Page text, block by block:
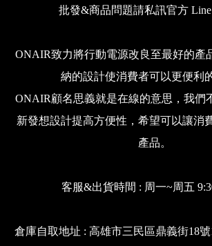
批發&商品問題請私訊官方 Line
ONAIR致力將行動電源改良至最好的產
納的設計使消費者可以更便利
ONAIR顧名思義就是在線的意思，我們
新發想設計提高方便性，希望可以讓消
產品。
客服&出貨時間 : 周一~周五
倉庫自取地址 : 高雄市三民區鼎義街18